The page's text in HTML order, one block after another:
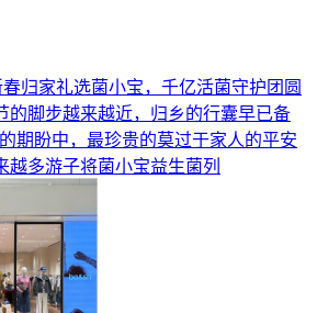
春归家礼选菌小宝，千亿活菌守护团圆
的脚步越来越近，归乡的行囊早已备
期盼中，最珍贵的莫过于家人的平安
越多游子将菌小宝益生菌列